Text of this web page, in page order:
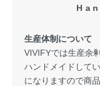
生産体制について
VIVIFYでは生産余
ハンドメイドして
になりますので商